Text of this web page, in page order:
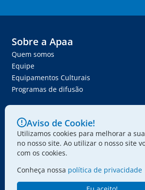
Sobre a Apaa
Quem somos
Equipe
Equipamentos Culturais
Programas de difusão
Vagas
Trabalhe Conosco
Compras e contratações
Transparência
Organizacional
Aviso de Cookie!
Utilizamos cookies para melhorar a
no nosso site. Ao utilizar o nosso site
com os cookies.
Conheça nossa política de privacidade